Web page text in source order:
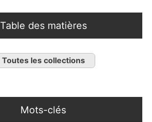
Table des matières
Toutes les collections
Mots-clés